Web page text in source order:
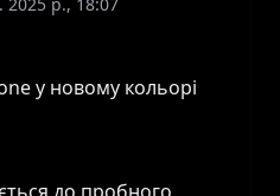
до презентації
Focus Digital заявила,
«нової кодової
поставок Apple, і
ймовірність», що
наступного року.
у новому кольорі